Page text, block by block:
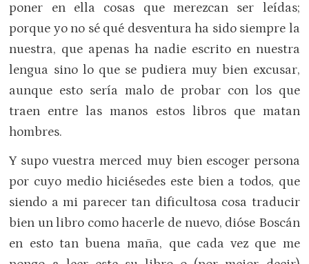
poner en ella cosas que merezcan ser leídas;
porque yo no sé qué desventura ha sido siempre la
nuestra, que apenas ha nadie escrito en nuestra
lengua sino lo que se pudiera muy bien excusar,
aunque esto sería malo de probar con los que
traen entre las manos estos libros que matan
hombres.
Y supo vuestra merced muy bien escoger persona
por cuyo medio hiciésedes este bien a todos, que
siendo a mi parecer tan dificultosa cosa traducir
bien un libro como hacerle de nuevo, dióse Boscán
en esto tan buena maña, que cada vez que me